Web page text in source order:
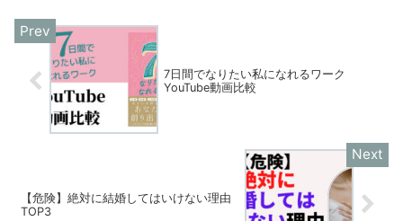
7日間でなりたい私になれるワーク
YouTube動画比較
【危険】絶対に結婚してはいけない理由
TOP3